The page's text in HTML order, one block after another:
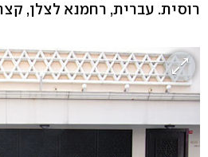
רוסית. עברית, רחמנא לצלן,